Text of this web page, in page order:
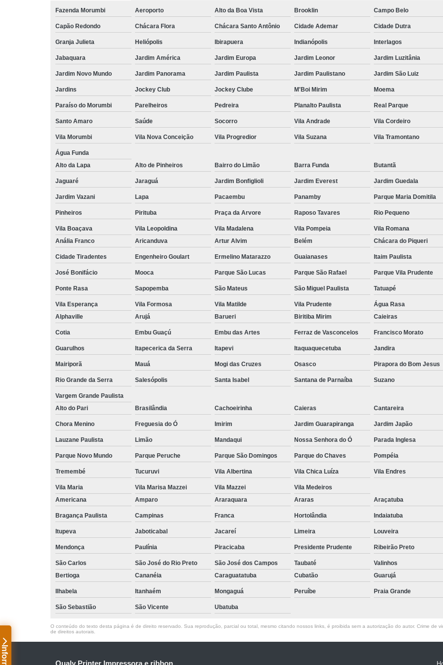
Crachá
Crachá
Crachá
Crachás
Crachás Personalizados para
Impressora Datacard
Impressora de Etiquetas Argox
Impressora Zebra
Porta Crachá Conjugado
Porta Crachá Plástico
Porta Crachá Transparente
Ribbon Colorido
Ribbon
Ribbon Fargo
Ribbon
Ribbon Resina
Ribbon de Impressora
Ribbon Impressora
Ribbon Impressora
Ribbon para Impressora de
Ribbon para Impressora
Ribbon da Impressora Rio
Ribbon de Impressoras
Ribbon Metalizado
Ribbon para
Ribbon para
Ribbon para
Ribbon para
Ribbon para Zebra Gc420t Minas
Fazenda Morumbi Aeroporto Alto da Boa Vista Brooklin Campo Belo
Capão Redondo Chácara Flora Chácara Santo Antônio Cidade Ademar Cidade Dutra
Granja Julieta Heliópolis Ibirapuera Indianópolis Interlagos
Jabaquara Jardim América Jardim Europa Jardim Leonor Jardim Luzitânia
Jardim Novo Mundo Jardim Panorama Jardim Paulista Jardim Paulistano Jardim São Luiz
Jardins Jockey Club Jockey Clube M'Boi Mirim Moema
Paraíso do Morumbi Parelheiros Pedreira Planalto Paulista Real Parque
Santo Amaro Saúde Socorro Vila Andrade Vila Cordeiro
Vila Morumbi Vila Nova Conceição Vila Progredior Vila Suzana Vila Tramontano
Água Funda
Alto da Lapa
Alto de Pinheiros Bairro do Limão Barra Funda Butantã
Jaguaré Jaraguá Jardim Bonfiglioli Jardim Everest Jardim Guedala
Jardim Vazani Lapa Pacaembu Panamby Parque Maria Domitila
Pinheiros Pirituba Praça da Arvore Raposo Tavares Rio Pequeno
Vila Boaçava Vila Leopoldina Vila Madalena Vila Pompeia Vila Romana
Anália Franco
Aricanduva Artur Alvim Belém Chácara do Piqueri
Cidade Tiradentes Engenheiro Goulart Ermelino Matarazzo Guaianases Itaim Paulista
José Bonifácio Mooca Parque São Lucas Parque São Rafael Parque Vila Prudente
Ponte Rasa Sapopemba São Mateus São Miguel Paulista Tatuapé
Vila Esperança Vila Formosa Vila Matilde Vila Prudente
Água Rasa
Alphaville
Arujá Barueri Biritiba Mirim Caieiras
Cotia Embu Guaçú Embu das Artes Ferraz de Vasconcelos Francisco Morato
Guarulhos Itapecerica da Serra Itapevi Itaquaquecetuba Jandira
Mairiporã Mauá Mogi das Cruzes Osasco Pirapora do Bom Jesus
Rio Grande da Serra Salesópolis Santa Isabel Santana de Parnaíba Suzano
Vargem Grande Paulista
Alto do Pari
Brasilândia Cachoeirinha Caieras Cantareira
Chora Menino Freguesia do Ó Imirim Jardim Guarapiranga Jardim Japão
Lauzane Paulista Limão Mandaqui Nossa Senhora do Ó Parada Inglesa
Parque Novo Mundo Parque Peruche Parque São Domingos Parque do Chaves Pompéia
Tremembé Tucuruvi Vila Albertina Vila Chica Luíza Vila Endres
Vila Maria Vila Marisa Mazzei Vila Mazzei
Vila Medeiros
Americana
Amparo Araraquara Araras Araçatuba
Bragança Paulista Campinas Franca Hortolândia Indaiatuba
Itupeva Jaboticabal Jacareí Limeira Louveira
Mendonça Paulínia Piracicaba Presidente Prudente Ribeirão Preto
São Carlos São José do Rio Preto São José dos Campos Taubaté Valinhos
Bertioga
Cananéia Caraguatatuba Cubatão Guarujá
Ilhabela Itanhaém Mongaguá Peruíbe Praia Grande
São Sebastião São Vicente Ubatuba
O conteúdo do texto desta página é de direito reservado. Sua reprodução, parcial ou total, mesmo citando nossos links, é proibida sem a autorização do autor. Crime de
de direitos autorais
Qualy Printer Impressora e ribbon